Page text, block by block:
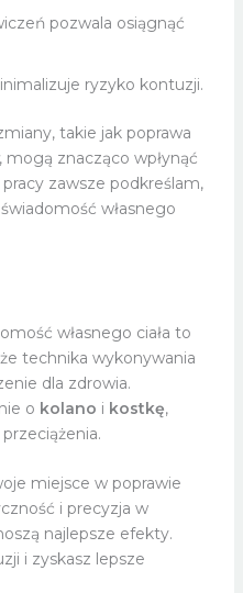
pozwala osiągnąć
ryzyko kontuzji.
takie jak poprawa
mogą znacząco wpłynąć
zawsze podkreślam,
własnego
własnego ciała to
technika wykonywania
dla zdrowia.
o kolano i kostkę,
miejsce w poprawie
i precyzja w
najlepsze efekty.
i zyskasz lepsze